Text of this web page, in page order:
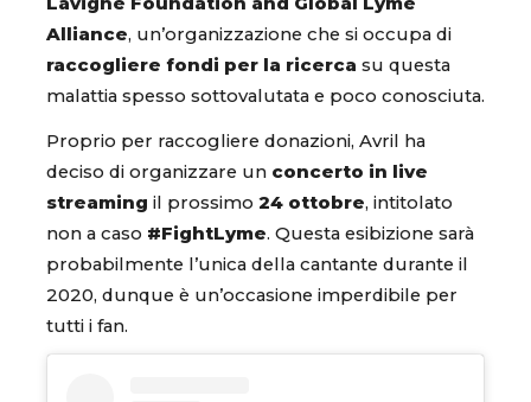
Alliance, un’organizzazione che si occupa di
raccogliere fondi per la ricerca su questa
malattia spesso sottovalutata e poco conosciuta.
Proprio per raccogliere donazioni, Avril ha
deciso di organizzare un concerto in live
streaming il prossimo 24 ottobre, intitolato
non a caso #FightLyme. Questa esibizione sarà
probabilmente l’unica della cantante durante il
2020, dunque è un’occasione imperdibile per
tutti i fan.